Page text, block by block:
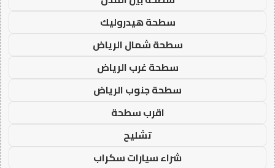
سطحة هيدروليك
سطحة شمال الرياض
سطحة غرب الرياض
سطحة جنوب الرياض
اقرب سطحة
تشليح
شراء سيارات سكراب